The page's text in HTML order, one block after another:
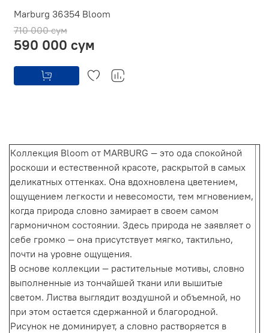
Marburg 36354 Bloom
710 000 сум
590 000 сум
Коллекция Bloom от MARBURG — это ода спокойной
роскоши и естественной красоте, раскрытой в самых
деликатных оттенках. Она вдохновлена цветением,
ощущением легкости и невесомости, тем мгновением,
когда природа словно замирает в своем самом
гармоничном состоянии. Здесь природа не заявляет о
себе громко — она присутствует мягко, тактильно,
почти на уровне ощущения.
В основе коллекции — растительные мотивы, словно
выполненные из тончайшей ткани или вышитые
светом. Листва выглядит воздушной и объемной, но
при этом остается сдержанной и благородной.
Рисунок не доминирует, а словно растворяется в